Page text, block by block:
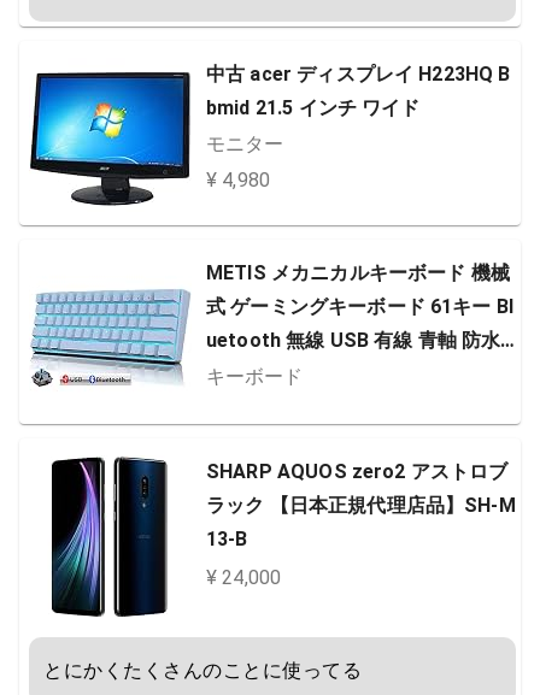
中古 acer ディスプレイ H223HQ B
bmid 21.5 インチ ワイド
モニター
¥ 4,980
METIS メカニカルキーボード 機械
式 ゲーミングキーボード 61キー Bl
uetooth 無線 USB 有線 青軸 防水
充電式 LEDバックライト オフィス/
キーボード
SHARP AQUOS zero2 アストロブ
ラック 【日本正規代理店品】SH-M
13-B
¥ 24,000
とにかくたくさんのことに使ってる